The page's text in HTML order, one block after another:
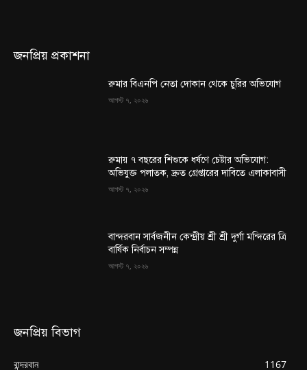
জনপ্রিয় প্রকাশনা
রুমার বিএনপি নেতা দোকান থেকে চুরির অভিযোগ
আগস্ট ৭, ২০২৬
রুমায় ৭ বছরের শিশুকে ধর্ষণে চেষ্টার অভিযোগ:
অভিযুক্ত পলাতক, দ্রুত গ্রেপ্তারের দাবিতে এলাকাবাসী
আগস্ট ৭, ২০২৬
বান্দরবান সার্বজনীন কেন্দ্রীয় শ্রী শ্রী দুর্গা মন্দিরের ত্রি
বার্ষিক নির্বাচন সম্পন্ন
আগস্ট ৭, ২০২৬
জনপ্রিয় বিভাগ
বান্দরবান
1167